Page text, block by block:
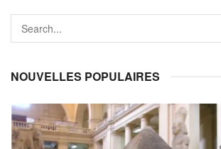
NOUVELLES POPULAIRES